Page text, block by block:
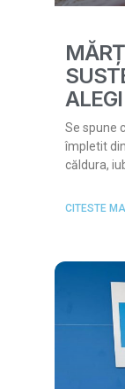
Se spune
împletit
căldura,
CITESTE